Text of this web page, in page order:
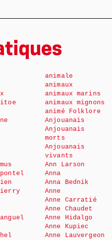
animale
animaux
animaux marins
animaux mignons
animé Folklore
Anjouanais
Anjouanais
morts
Anjouanais
vivants
Ann Larson
Anna
Anna Bednik
Anne
Anne Carratié
Anne Chaudet
Anne Hidalgo
Anne Kupiec
Anne Lauvergeon